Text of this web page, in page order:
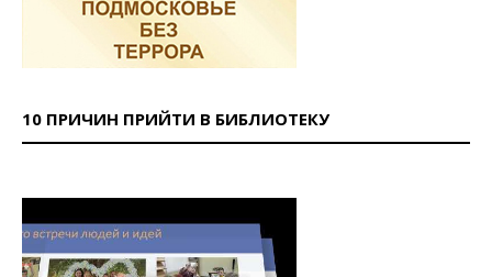
10 ПРИЧИН ПРИЙТИ В БИБЛИОТЕКУ